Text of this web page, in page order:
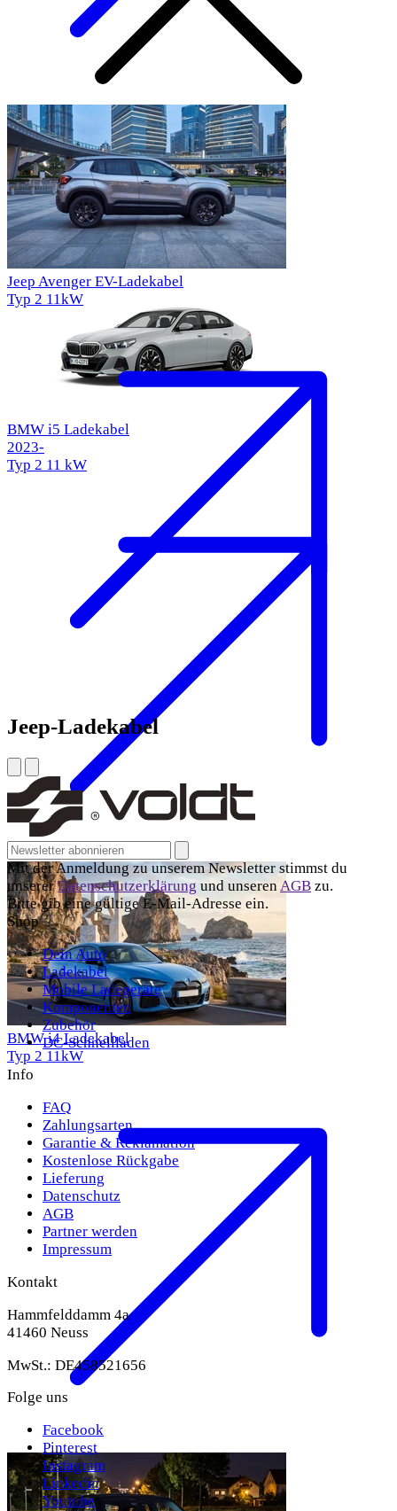
Beliebte Autos
BMW i5 Ladekabel
2023-
Typ 2 11 kW
BMW i4 Ladekabel
Typ 2 11kW
Jeep Avenger EV-Ladekabel
Typ 2 11kW
Jeep-Ladekabel
Email address for newsletter
Mit der Anmeldung zu unserem Newsletter stimmst du
unsererDatenschutzerklärung und unserenAGB zu.
Bitte gib eine gültige E-Mail-Adresse ein.
Shop
Dein Auto
Ladekabel
Mobile Ladegeräte
Komponenten
Zubehör
DC-Schnellladen
Info
FAQ
Zahlungsarten
Garantie & Reklamation
Kostenlose Rückgabe
Lieferung
Datenschutz
AGB
Partner werden
Impressum
Kontakt
Hammfelddamm 4a
41460 Neuss
MwSt.: DE458521656
Folge uns
Facebook
Pinterest
Instagram
Linkedin
Youtube